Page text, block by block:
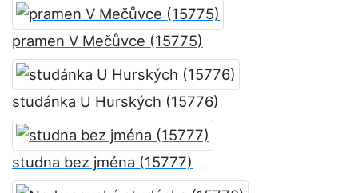
pramen V Mečůvce (15775)
studánka U Hurských (15776)
studna bez jména (15777)